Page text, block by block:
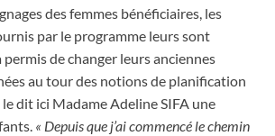
des femmes bénéficiaires, les
par le programme leurs sont
permis de changer leurs anciennes
au tour des notions de planification
dit ici Madame Adeline SIFA une
« Depuis que j’ai commencé le chemin